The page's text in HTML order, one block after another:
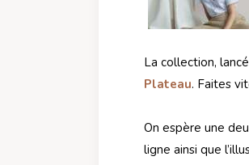
La collection,
Plateau. Faites
On espère une
ligne ainsi que